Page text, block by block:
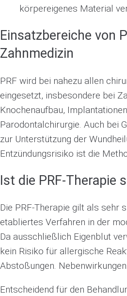
körpereigenes Material
Einsatzbereiche von
Zahnmedizin
PRF wird bei nahezu allen
eingesetzt, insbesondere bei
Knochenaufbau,
Parodontalchirurgie. Auch bei
zur Unterstützung der
Entzündungsrisiko ist die
Ist die PRF-Therapie
Die PRF-Therapie gilt als sehr
etabliertes Verfahren in der
Da ausschließlich Eigenblut
kein Risiko für allergische
Abstoßungen.
Entscheidend für den